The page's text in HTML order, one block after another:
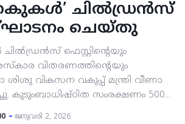
ചിൽഡ്രൻസ്
ചെയ്തു
ചിൽഡ്രൻസ് ഫെസ്റ്റിന്റെയും
വിതരണത്തിന്റെയും
ശിശു വികസന വകുപ്പ് മന്ത്രി വീണാ
കുടുംബാധിഷ്ഠിത സംരക്ഷണം 500...
ജനുവരി 2, 2026